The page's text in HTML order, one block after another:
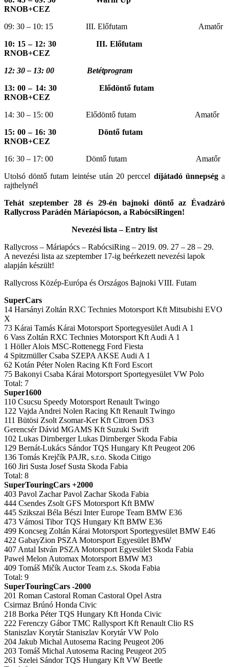
RNOB+CEZ
09: 30 – 10: 15 III. Előfutam Amatőr
10: 15 – 12: 30 III. Előfutam
RNOB+CEZ
12: 30 – 13: 00 Betétprogram
13: 00 – 14: 30 Elődöntő futam
RNOB+CEZ
14: 30 – 15: 00 Elődöntő futam Amatőr
15: 00 – 16: 30 Döntő futam
RNOB+CEZ
16: 30 – 17: 00 Döntő futam Amatőr
Utolsó döntő futam leintése után 20 perccel díjátadó ünnepséga
rajthelynél
Tehát szeptember 28 és 29-én bajnoki döntő az Évadzáró
Rallycross Parádén Máriapócson, a RabócsiRingen!
Nevezési lista – Entry list
Rallycross – Máriapócs – RabócsiRing – 2019. 09. 27 – 28 – 29.
A nevezési lista az szeptember 17-ig beérkezett nevezési lapok
alapján készült!
Rallycross Közép-Európa és Országos Bajnoki VIII. Futam
SuperCars
14 Harsányi Zoltán RXC Technies Motorsport Kft Mitsubishi EVO
X
73 Kárai Tamás Kárai Motorsport Sportegyesület Audi A 1
6 Vass Zoltán RXC Technies Motorsport Kft Audi A 1
1 Höller Alois MSC-Rottenegg Ford Fiesta
4 Spitzmüller Csaba SZEPA AKSE Audi A 1
62 Kotán Péter Nolen Racing Kft Ford Escort
75 Bakonyi Csaba Kárai Motorsport Sportegyesület VW Polo
Total: 7
Super1600
110 Csucsu Speedy Motorsport Renault Twingo
122 Vajda Andrei Nolen Racing Kft Renault Twingo
111 Bütösi Zsolt Zsomar-Ker Kft Citroen DS3
Gerencsér Dávid MGAMS Kft Suzuki Swift
102 Lukas Dirnberger Lukas Dirnberger Skoda Fabia
129 Bernát-Lukács Sándor TQS Hungary Kft Peugeot 206
136 Tomás Krejčík PAJR, s.r.o. Skoda Citigo
160 Jiri Susta Josef Susta Skoda Fabia
Total: 8
SuperTouringCars +2000
403 Pavol Zachar Pavol Zachar Skoda Fabia
444 Csendes Zsolt GFS Motorsport Kft BMW
445 Szikszai Béla Bészi Inter Europe Team BMW E36
473 Vámosi Tibor TQS Hungary Kft BMW E36
499 Koncseg Zoltán Kárai Motorsport Sportegyesület BMW E46
422 GabayZion PSZA Motorsport Egyesület BMW
407 Antal István PSZA Motorsport Egyesület Skoda Fabia
Paweł Melon Automax Motorsport BMW M3
409 Tomáš Mičík Auctor Team z.s. Skoda Fabia
Total: 9
SuperTouringCars -2000
201 Roman Castoral Roman Castoral Opel Astra
Csirmaz Brúnó Honda Civic
218 Borka Péter TQS Hungary Kft Honda Civic
222 Ferenczy Gábor TMC Rallysport Kft Renault Clio RS
Staniszlav Korytár Staniszlav Korytár VW Polo
204 Jakub Michal Autosema Racing Peugeot 206
203 Tomáš Michal Autosema Racing Peugeot 205
261 Szelei Sándor TQS Hungary Kft VW Beetle